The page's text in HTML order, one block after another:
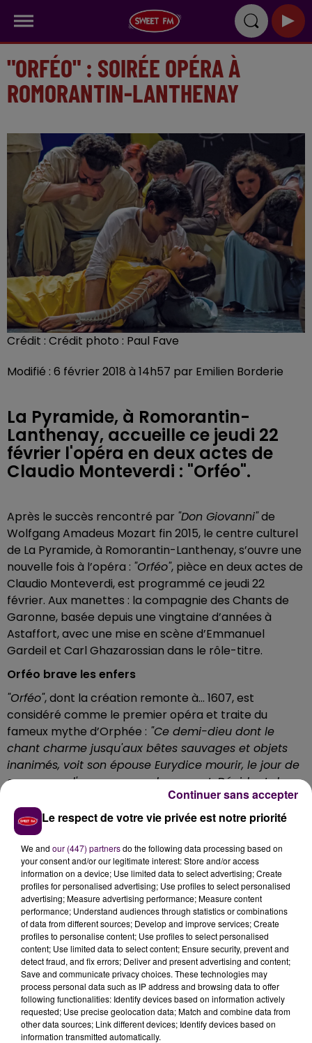
"ORFÉO" : SOIRÉE OPÉRA À
ROMORANTIN-LANTHENAY
Crédit : Crédit photo : Paul Fave
Modifié : 6 février 2018 à 14h57 par Emilien Borderie
La Pyramide, à Romorantin-
Lanthenay, accueille ce jeudi 22
février l'opéra en deux actes de
Claudio Monteverdi : "Orféo".
Après le succès rencontré par "Don Giovanni"de
Wolfgang Amadeus Mozart fin 2015, le centre culturel
de La Pyramide, à Romorantin-Lanthenay, s’ouvre une
nouvelle fois à l’opéra : "Orféo", pièce en deux actes de
Claudio Monteverdi, est programmé ce jeudi 22
février. Aux manettes : la compagnie des Chants de
Garonne, basée depuis une vingtaine d’années à
Astaffort, avec une mise en scène d’Emmanuel
Gardeil et Carl Ghazarossian dans le rôle-titre.
Orféo brave les enfers
"Orféo", dont la création remonte à… 1607, est
considéré comme le premier opéra et traite du
fameux mythe d’Orphée : "Ce demi-dieu dont le
chant charme jusqu'aux bêtes sauvages et objets
inanimés, voit son épouse Eurydice mourir, le jour de
ses noces, d'une morsure de serpent. Décidant de
braver les enfers pour la ramener au monde des
vivants, il obtient la grâce de Pluton par le pouvoir
de sa lyre mais désobéit à l'ordre du dieu des enfers
de ne pas se retourner pour la revoir. La perdant à
jamais, il renonce à vivre parmi les mortels sur le
conseil de son père Apollon qui l’invite à le rejoindre
et devenir une étoile".
La représentation sera donnée dès 20h30, avec des
places en vente à 25 euros, tarif normal. Prix réduit à
12 euros pour les jeunes, 20 pour les abonnés et 23
pour les ayant-droit aux réductions. La représentation
dure près de deux heures, avec entre-acte.
Le respect de votre vie privée est notre priorité
We and our (447) partnersdo the following data processing based on
your consent and/or our legitimate interest: Store and/or access
information on a device; Use limited data to select advertising; Create
profiles for personalised advertising; Use profiles to select personalised
advertising; Measure advertising performance; Measure content
performance; Understand audiences through statistics or combinations
of data from different sources; Develop and improve services; Create
profiles to personalise content; Use profiles to select personalised
content; Use limited data to select content; Ensure security, prevent and
detect fraud, and fix errors; Deliver and present advertising and content;
Save and communicate privacy choices. These technologies may
process personal data such as IP address and browsing data to offer
following functionalities: Identify devices based on information actively
requested; Use precise geolocation data; Match and combine data from
other data sources; Link different devices; Identify devices based on
information transmitted automatically.
Continuer sans accepter